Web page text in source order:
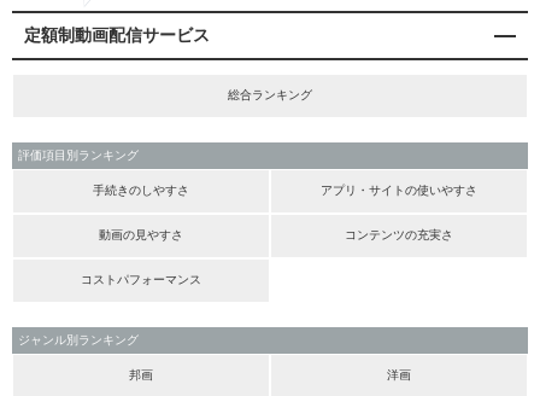
定額制動画配信サービス
総合ランキング
評価項目別ランキング
手続きのしやすさ アプリ・サイトの使いやすさ
動画の見やすさ コンテンツの充実さ
コストパフォーマンス
ジャンル別ランキング
邦画 洋画